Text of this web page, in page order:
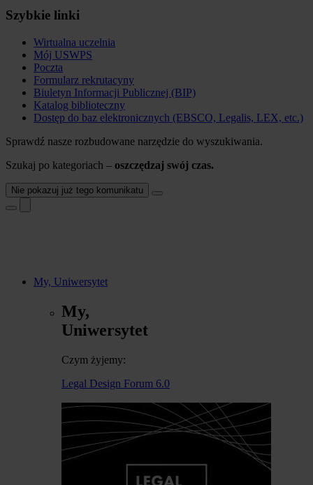
Szybkie linki
Wirtualna uczelnia
Mój USWPS
Poczta
Formularz rekrutacyny
Biuletyn Informacji Publicznej (BIP)
Katalog biblioteczny
Dostęp do baz elektronicznych (EBSCO, Legalis, LEX, etc.)
Sprawdź nasze rozbudowane narzędzie do wyszukiwania.
Szukaj po kategoriach – oszczędzaj swój czas.
Nie pokazuj już tego komunikatu
My, Uniwersytet
My,
Uniwersytet
Czym żyjemy:
Legal Design Forum 6.0